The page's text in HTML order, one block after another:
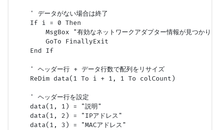
    ' データがない場合は終了
    If i = 0 Then
MsgBox "有効なネットワークアダプター情報が見つかり
        GoTo FinallyExit
    End If
    ' ヘッダー行 + データ行数で配列をリサイズ
    ReDim data(1 To i + 1, 1 To colCount)
    ' ヘッダー行を設定
    data(1, 1) = "説明"
    data(1, 2) = "IPアドレス"
    data(1, 3) = "MACアドレス"